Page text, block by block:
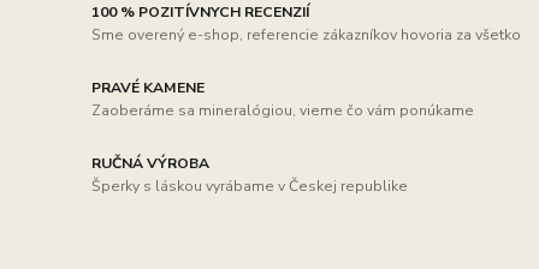
100 % POZITÍVNYCH RECENZIÍ
Sme overený e-shop, referencie zákazníkov hovoria za všetko
PRAVÉ KAMENE
Zaoberáme sa mineralógiou, vieme čo vám ponúkame
RUČNÁ VÝROBA
Šperky s láskou vyrábame v Českej republike